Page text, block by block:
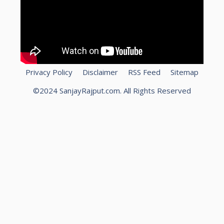
Privacy Policy Disclaimer RSS Feed
Sitemap
©2024 SanjayRajput.com. All Rights Reserved